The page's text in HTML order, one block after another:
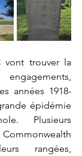
vont trouver la
années 1918-
épidémie
Plusieurs
rangées,